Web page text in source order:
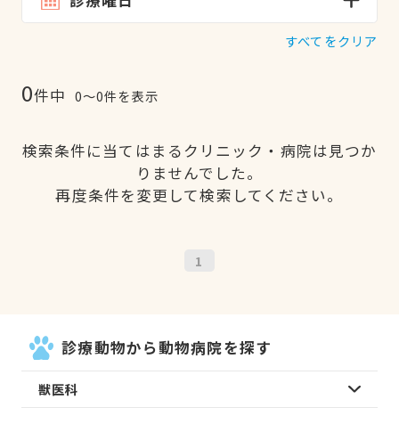
すべてをクリア
0件中 0〜0件を表示
検索条件に当てはまるクリニック・病院は見つか
りませんでした。
再度条件を変更して検索してください。
1
診療動物から動物病院を探す
獣医科